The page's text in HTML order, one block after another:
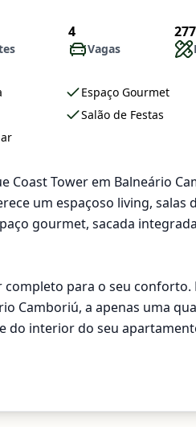
4
Vagas
Espaço Gourmet
Salão de Festas
Tower em Balneário
um espaçoso living, salas
gourmet, sacada
para o seu conforto.
Camboriú, a apenas uma
do interior do seu